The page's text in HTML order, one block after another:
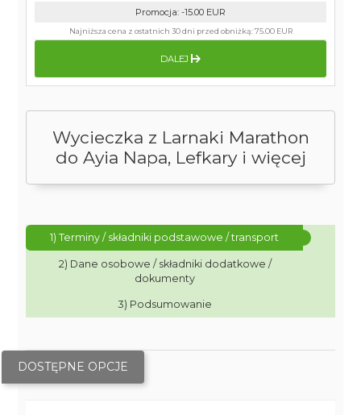
Wycieczka z Larnaki Marathon
do Ayia Napa, Lefkary i więcej
1) Terminy / składniki podstawowe / transport
2) Dane osobowe / składniki dodatkowe /
dokumenty
3) Podsumowanie
DOSTĘPNE OPCJE
Promocja: -15.00 EUR
Najniższa cena z ostatnich 30 dni przed obniżką:75.00 EUR
DALEJ